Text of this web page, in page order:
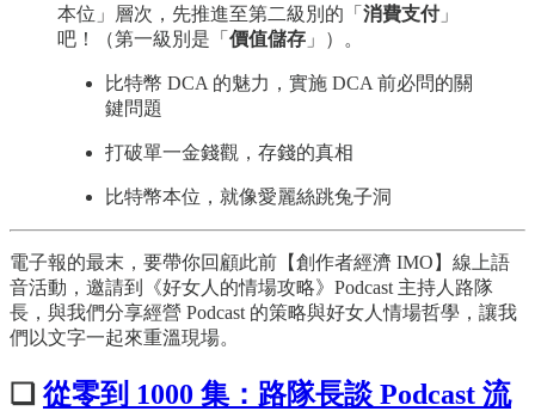
本位」層次，先推進至第二級別的「 消費支付」
吧！（第一級別是「 價值儲存 」）。
比特幣 DCA 的魅力，實施 DCA 前必問的關
鍵問題
打破單一金錢觀，存錢的真相
比特幣本位，就像愛麗絲跳兔子洞
電子報的最末，要帶你回顧此前【創作者經濟 IMO】線上語
音活動，邀請到《好女人的情場攻略》Podcast 主持人路隊
長，與我們分享經營 Podcast 的策略與好女人情場哲學，讓我
們以文字一起來重溫現場。
❏ 從零到 1000 集：路隊長談 Podcast 流